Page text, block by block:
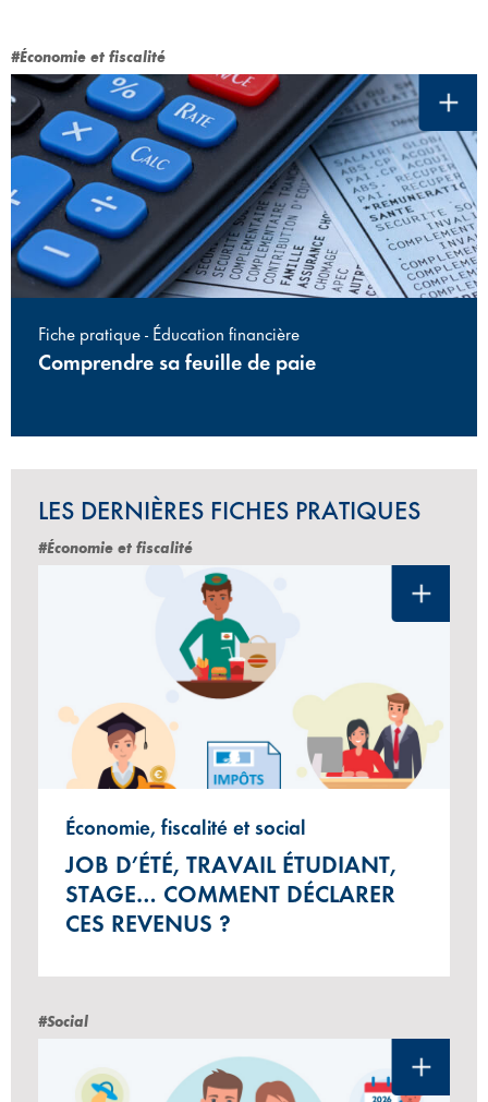
#Économie et fiscalité
Fiche pratique - Éducation financière
Comprendre sa feuille de paie
LES DERNIÈRES FICHES PRATIQUES
#Économie et fiscalité
Économie, fiscalité et social
JOB D’ÉTÉ, TRAVAIL ÉTUDIANT,
STAGE… COMMENT DÉCLARER
CES REVENUS ?
#Social